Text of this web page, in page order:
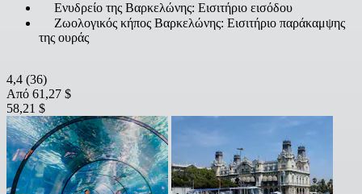
Ενυδρείο της Βαρκελώνης: Εισιτήριο εισόδου
Ζωολογικός κήπος Βαρκελώνης: Εισιτήριο παράκαμψης
της ουράς
4,4 (36)
Από 61,27 $
58,21 $